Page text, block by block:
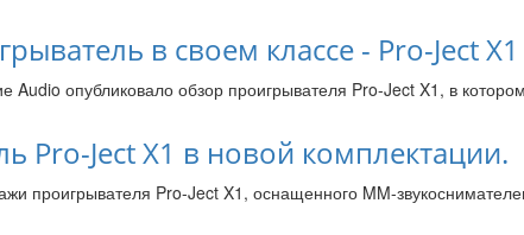
в своем классе - Pro-Ject
Audio опубликовало обзор проигрывателя Pro-Ject X1, в
Pro-Ject X1 в новой комплектации.
проигрывателя Pro-Ject X1, оснащенного MM-